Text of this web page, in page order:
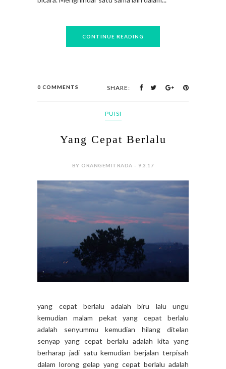
CONTINUE READING
0 COMMENTS SHARE:
PUISI
Yang Cepat Berlalu
BY ORANGEMITRADA - 9.3.17
yang cepat berlalu adalah biru lalu ungu
kemudian malam pekat yang cepat berlalu
adalah senyummu kemudian hilang ditelan
senyap yang cepat berlalu adalah kita yang
berharap jadi satu kemudian berjalan terpisah
dalam lorong gelap yang cepat berlalu adalah